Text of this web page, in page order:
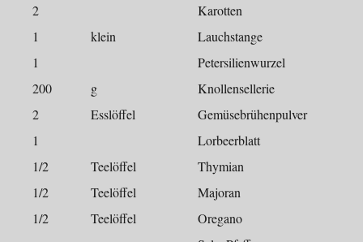
2
Karotten
1
klein
Lauchstange
1
Petersilienwurzel
200
g
Knollensellerie
2
Esslöffel
Gemüsebrühenpulver
1
Lorbeerblatt
1/2
Teelöffel
Thymian
1/2
Teelöffel
Majoran
1/2
Teelöffel
Oregano